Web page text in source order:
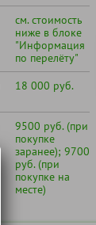
см. стоимость
ниже в блоке
"Информация
по перелёту"
18 000 руб.
9500 руб. (при
покупке
заранее); 9700
руб. (при
покупке на
месте)